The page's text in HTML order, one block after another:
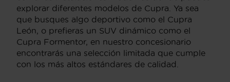
explorar diferentes modelos de Cupra. Ya sea
que busques algo deportivo como el Cupra
León, o prefieras un SUV dinámico como el
Cupra Formentor, en nuestro concesionario
encontrarás una selección limitada que cumple
con los más altos estándares de calidad.